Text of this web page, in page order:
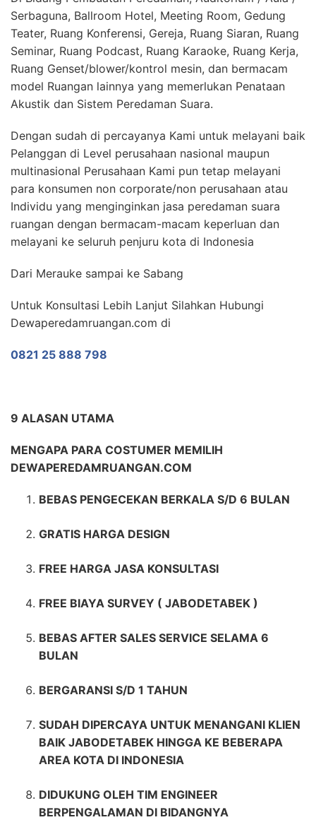
Serbaguna, Ballroom Hotel, Meeting Room, Gedung
Teater, Ruang Konferensi, Gereja, Ruang Siaran, Ruang
Seminar, Ruang Podcast, Ruang Karaoke, Ruang Kerja,
Ruang Genset/blower/kontrol mesin, dan bermacam
model Ruangan lainnya yang memerlukan Penataan
Akustik dan Sistem Peredaman Suara.
Dengan sudah di percayanya Kami untuk melayani baik
Pelanggan di Level perusahaan nasional maupun
multinasional Perusahaan Kami pun tetap melayani
para konsumen non corporate/non perusahaan atau
Individu yang menginginkan jasa peredaman suara
ruangan dengan bermacam-macam keperluan dan
melayani ke seluruh penjuru kota di Indonesia
Dari Merauke sampai ke Sabang
Untuk Konsultasi Lebih Lanjut Silahkan Hubungi
Dewaperedamruangan.com di
0821 25 888 798
9 ALASAN UTAMA
MENGAPA PARA COSTUMER MEMILIH
DEWAPEREDAMRUANGAN.COM
BEBAS PENGECEKAN BERKALA S/D 6 BULAN
GRATIS HARGA DESIGN
FREE HARGA JASA KONSULTASI
FREE BIAYA SURVEY ( JABODETABEK )
BEBAS AFTER SALES SERVICE SELAMA 6
BULAN
BERGARANSI S/D 1 TAHUN
SUDAH DIPERCAYA UNTUK MENANGANI KLIEN
BAIK JABODETABEK HINGGA KE BEBERAPA
AREA KOTA DI INDONESIA
DIDUKUNG OLEH TIM ENGINEER
BERPENGALAMAN DI BIDANGNYA